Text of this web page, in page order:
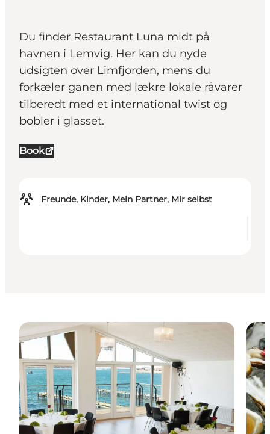
Du finder Restaurant Luna midt på
havnen i Lemvig. Her kan du nyde
udsigten over Limfjorden, mens du
forkæler ganen med lækre lokale råvarer
tilberedt med et international twist og
bobler i glasset.
Book
Freunde, Kinder, Mein Partner, Mir selbst